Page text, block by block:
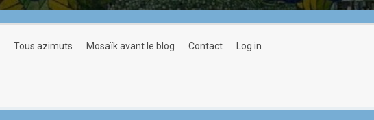
tous azimuts mosaïk avant le blog contact log in